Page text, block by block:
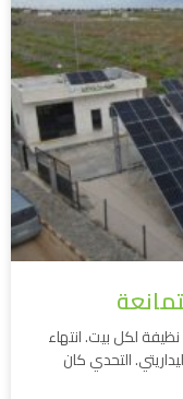
نظيفة لكل بيت. انتهاء
التحدي كان